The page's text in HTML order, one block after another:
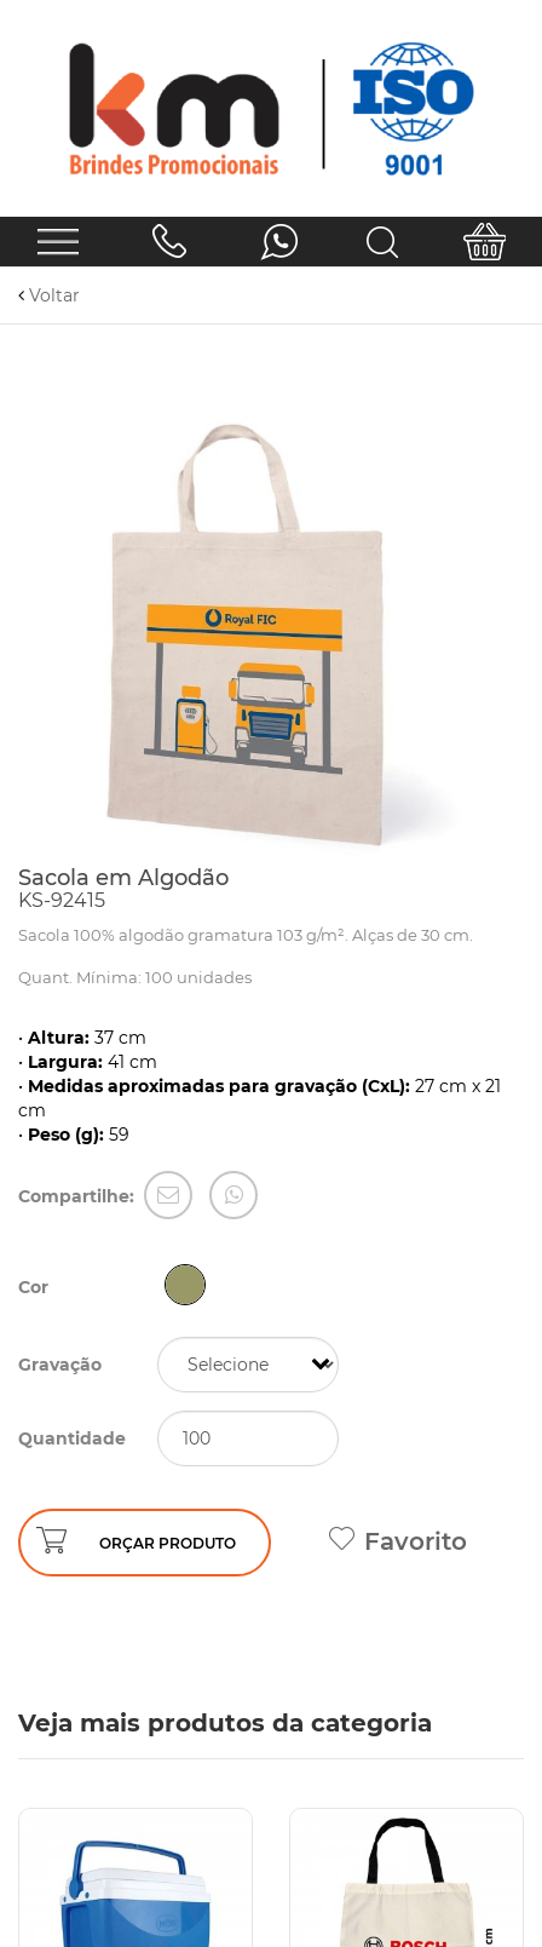
Voltar
Sacola em Algodão
KS-92415
Sacola 100% algodão gramatura 103 g/m². Alças de 30 cm.
Quant. Mínima: 100 unidades
• Altura: 37 cm
• Largura: 41 cm
• Medidas aproximadas para gravação (CxL): 27 cm x 21
cm
• Peso (g): 59
Compartilhe:
Cor
Gravação
Quantidade
ORÇAR PRODUTO Favorito
Veja mais produtos da categoria